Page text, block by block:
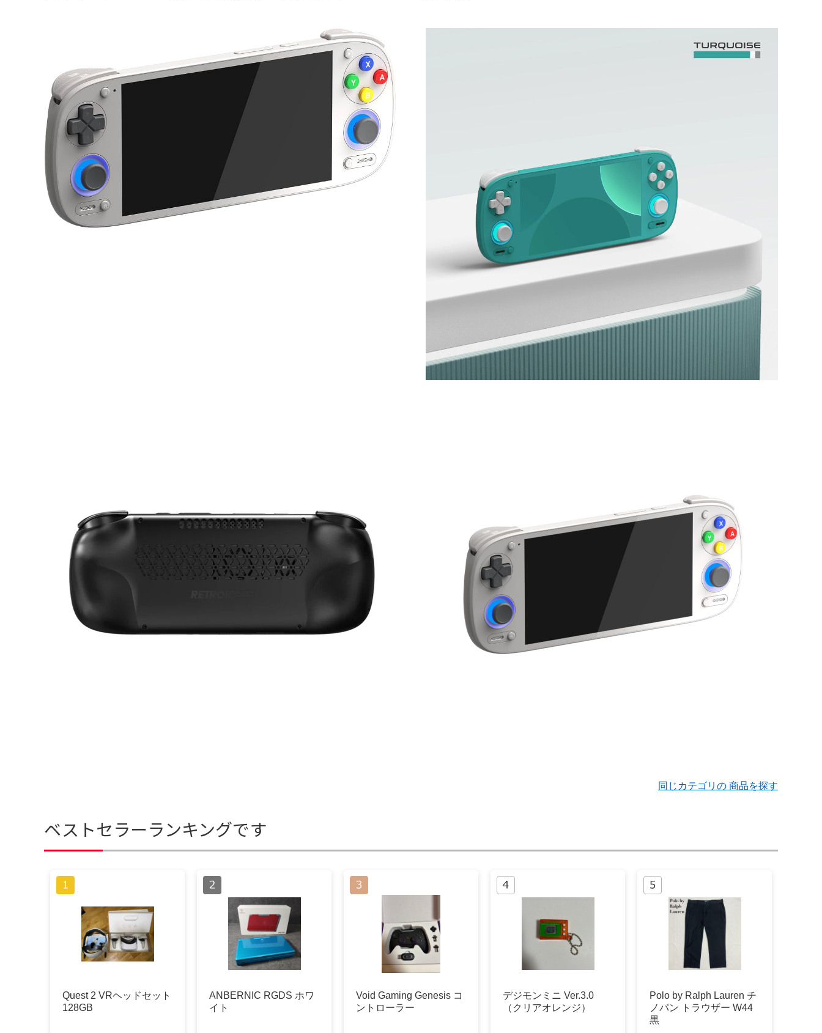
同じカテゴリの 商品を探す
ベストセラーランキングです
Quest 2 VRヘッドセット
128GB
ANBERNIC RGDS ホワ
イト
Void Gaming Genesis コ
ントローラー
デジモンミニ Ver.3.0
（クリアオレンジ）
Polo by Ralph Lauren チ
ノパン トラウザー W44
黒